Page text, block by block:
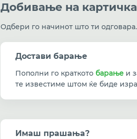
Добивање на
Одбери го начинот што ти одговара.
Достави барање
Пополни го краткото барање и
те известиме штом ќе биде
Имаш прашања?